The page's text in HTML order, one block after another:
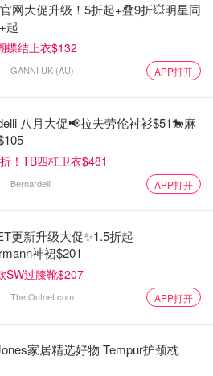
网大促升级！5折起+叠9折💥明星同
起
蝶结上衣$132
GANNI UK (AU) APP打开
八月大促📢拉夫劳伦衬衫$51🐎麻
！TB四杠卫衣$481
Bernardelli APP打开
更新升级大促✨1.5折起
神裙$201
SW过膝靴$207
The Outnet.com APP打开
家居精选好物 Tempur护颈枕